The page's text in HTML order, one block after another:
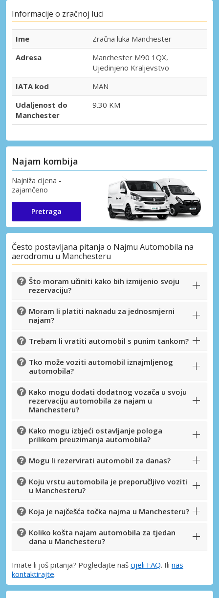
Informacije o zračnoj luci
Ime
Zračna luka Manchester
Adresa
Manchester M90 1QX,
Ujedinjeno Kraljevstvo
IATA kod
MAN
Udaljenost do
Manchester
9.30 KM
Najam kombija
Najniža cijena -
zajamčeno
Pretraga
Često postavljana pitanja o Najmu Automobila na
aerodromu u Manchesteru
Što moram učiniti kako bih izmijenio svoju
rezervaciju?
Moram li platiti naknadu za jednosmjerni
najam?
Trebam li vratiti automobil s punim tankom?
Tko može voziti automobil iznajmljenog
automobila?
Kako mogu dodati dodatnog vozača u svoju
rezervaciju automobila za najam u
Manchesteru?
Kako mogu izbjeći ostavljanje pologa
prilikom preuzimanja automobila?
Mogu li rezervirati automobil za danas?
Koju vrstu automobila je preporučljivo voziti
u Manchesteru?
Koja je najčešća točka najma u Manchesteru?
Koliko košta najam automobila za tjedan
dana u Manchesteru?
Imate li još pitanja? Pogledajte naš cijeli FAQ. Ili nas
kontaktirajte.
Pristupite ekskluzivnim ponudama naših
dobavljača